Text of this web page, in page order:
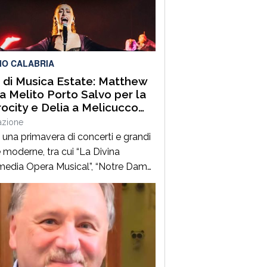
costituisce il primo
un programma più ampio
dall’Ente Parco Naturale
delle Serre, di messa […]
CALABRIA
di Musica Estate: Matthew
Melito Porto Salvo per la
e Delia a Melicucco
festa di San Rocco
una primavera di concerti e grandi
tra cui “La Divina
Opera Musical”, “Notre Dame
e “Fortunata di Dio – la storia di
Evolo”, prosegue la 40° stagione
diretta da Ruggero Pegna con
diFatti di Musica
2026, la sezione estiva dello
Festival-Premio del […]